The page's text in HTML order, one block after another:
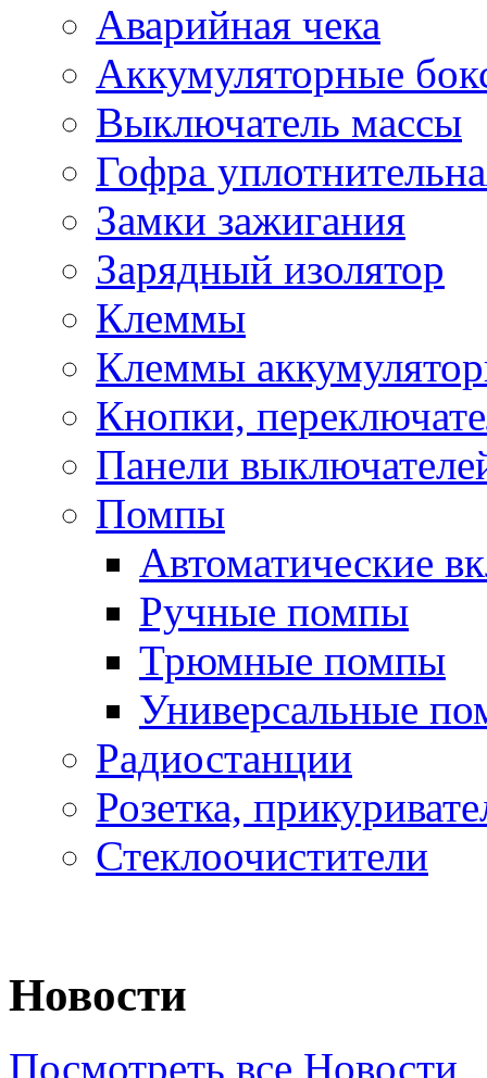
Аварийная чека
Аккумуляторные
Выключатель массы
Гофра
Замки зажигания
Зарядный изолятор
Клеммы
Клеммы
Кнопки,
Панели
Помпы
Автоматические
Ручные помпы
Трюмные помпы
Универсальные
Радиостанции
Розетка,
Стеклоочистители
Новости
Посмотреть все Новости